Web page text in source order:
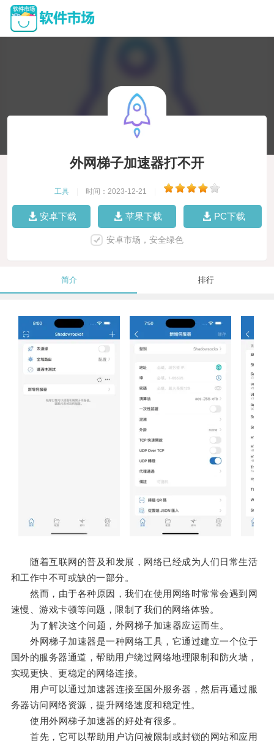
外网梯子加速器打不开
工具 时间：2023-12-21
安卓下载 苹果下载 PC下载
安卓市场，安全绿色
简介 排行
随着互联网的普及和发展，网络已经成为人们日常生活
和工作中不可或缺的一部分。
然而，由于各种原因，我们在使用网络时常常会遇到网
速慢、游戏卡顿等问题，限制了我们的网络体验。
为了解决这个问题，外网梯子加速器应运而生。
外网梯子加速器是一种网络工具，它通过建立一个位于
国外的服务器通道，帮助用户绕过网络地理限制和防火墙，
实现更快、更稳定的网络连接。
用户可以通过加速器连接至国外服务器，然后再通过服
务器访问网络资源，提升网络速度和稳定性。
使用外网梯子加速器的好处有很多。
首先，它可以帮助用户访问被限制或封锁的网站和应用